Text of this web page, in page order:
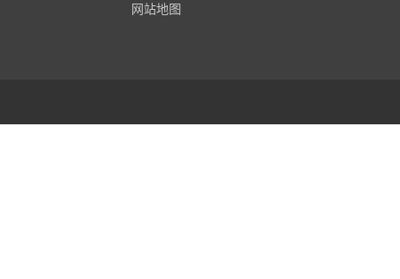
网站地图